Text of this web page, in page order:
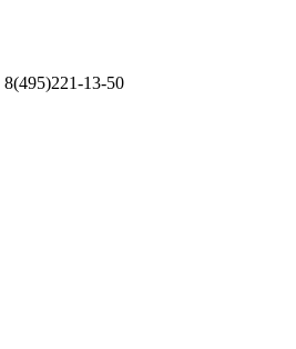
8(495)221-13-50